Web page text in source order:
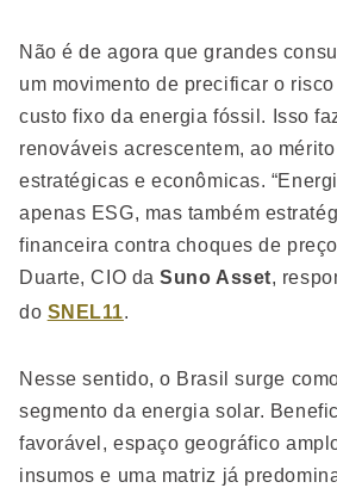
Não é de agora que grandes
um movimento de precificar o
custo fixo da energia fóssil. Isso
renováveis acrescentem, ao
estratégicas e econômicas.
apenas ESG, mas também
financeira contra choques de
Duarte, CIO daSuno Asset,
do SNEL11.
Nesse sentido, o Brasil surge
segmento da energia solar.
favorável, espaço geográfico
insumos e uma matriz já